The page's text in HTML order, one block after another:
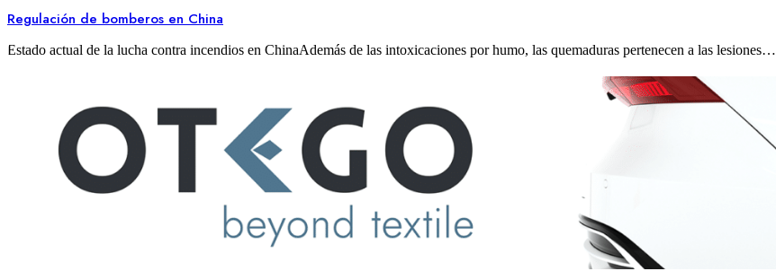
Regulación de bomberos en China
Estado actual de la lucha contra incendios en ChinaAdemás de las intoxicaciones por humo, las quemaduras pertenecen a las lesiones…